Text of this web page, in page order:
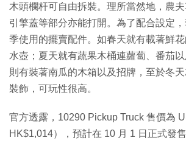
木頭欄杆可自由拆裝。理所當然地，農夫
引擎蓋等部分亦能打開。為了配合設定
季使用的擺賣配件。如春天就有載著鮮
水壺；夏天就有蔬果木桶連蘿蔔、番茄
則有裝著南瓜的木箱以及招牌，至於冬
裝飾，可玩性很高。
官方透露，10290 Pickup Truck 售價為
HK$1,014），預計在 10 月 1 日正式發售